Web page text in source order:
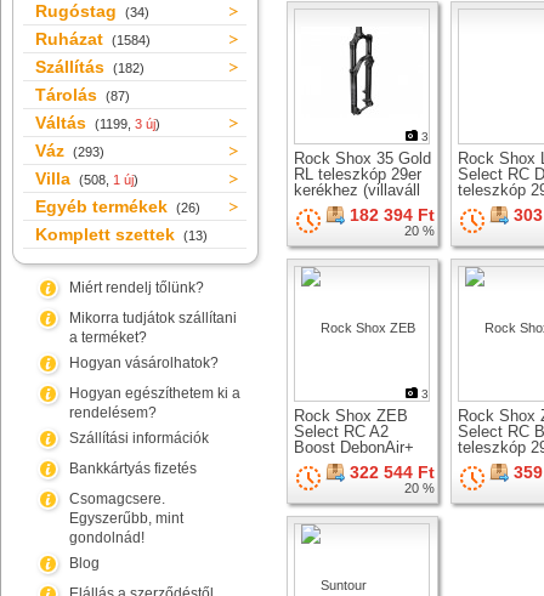
Rugóstag (34)
Ruházat (1584)
Szállítás (182)
Tárolás (87)
Váltás (1199, 3 új)
Váz (293)
Villa (508, 1 új)
Egyéb termékek (26)
Komplett szettek (13)
Miért rendelj tőlünk?
Mikorra tudjátok szállítani
a terméket?
Hogyan vásárolhatok?
Hogyan egészíthetem ki a
rendelésem?
Szállítási információk
Bankkártyás fizetés
Csomagcsere.
Egyszerűbb, mint
gondolnád!
Blog
3
Rock Shox 35 Gold
RL teleszkóp 29er
kerékhez (villaváll
LockOut)182 394 Ft
20 %
Rock Shox
Select RC
teleszkóp
kerékhez
3
Rock Shox ZEB
Select RC A2
Boost DebonAir+
teleszkóp 29er
kerékhez322 544 Ft
20 %
Rock Shox
Select RC
teleszkóp
kerékhez